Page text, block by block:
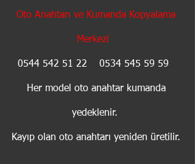
Oto Anahtarı ve Kumanda Kopyalama
Merkezi
0544 542 51 22    0534 545 59 59
Her model oto anahtar kumanda
yedeklenir.
Kayıp olan oto anahtarı yeniden üretilir.